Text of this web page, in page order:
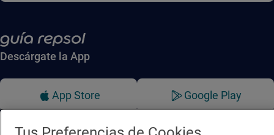
Descárgate la App
App Store Google Play
Guía Repsol Enlaces